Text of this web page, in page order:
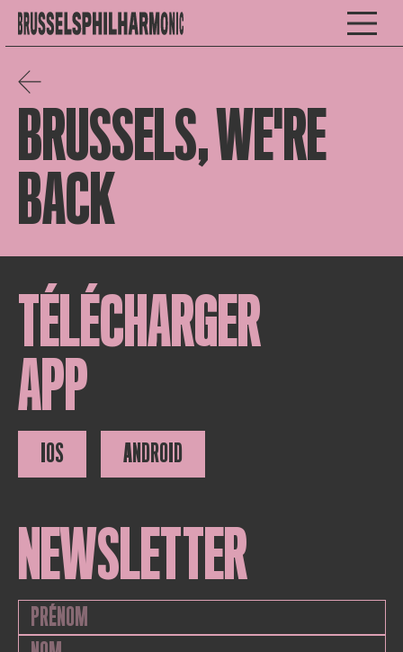
BRUSSELS, WE'RE
BACK
TÉLÉCHARGER
APP
IOS ANDROID
NEWSLETTER